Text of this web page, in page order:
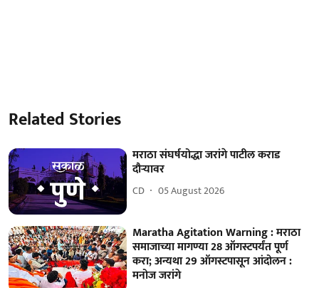
Related Stories
मराठा संघर्षयोद्धा जरांगे पाटील कराड
दौऱ्यावर
CD 05 August 2026
Maratha Agitation Warning : मराठा
समाजाच्या मागण्या 28 ऑगस्टपर्यंत पूर्ण
करा; अन्यथा 29 ऑगस्टपासून आंदोलन :
मनोज जरांगे